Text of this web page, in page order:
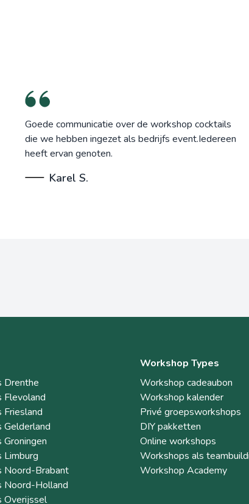
Goede communicatie over de workshop cocktails
die we hebben ingezet als bedrijfs event.Iedereen
heeft ervan genoten.
Karel S.
Drenthe
Flevoland
Limburg
Noord-Brabant
Noord-Holland
Overijssel
Workshop Types
Workshop cadeaubon
Workshop kalender
Privé groepsworkshops
DIY pakketten
Online workshops
Workshops als
Workshop Academy